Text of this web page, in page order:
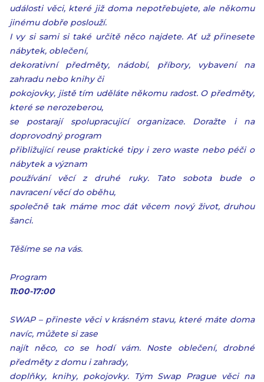
události věci, které již doma nepotřebujete, ale někomu
jinému dobře poslouží.
I vy si sami si také určitě něco najdete. Ať už přinesete
nábytek, oblečení,
dekorativní předměty, nádobí, příbory, vybavení na
zahradu nebo knihy či
pokojovky, jistě tím uděláte někomu radost. O předměty,
které se nerozeberou,
se postarají spolupracující organizace. Doražte i na
doprovodný program
přibližující reuse praktické tipy i zero waste nebo péči o
nábytek a význam
používání věcí z druhé ruky. Tato sobota bude o
navracení věcí do oběhu,
společně tak máme moc dát věcem nový život, druhou
šanci.
Těšíme se na vás.
Program
11:00-17:00
SWAP – přineste věci v krásném stavu, které máte doma
navíc, můžete si zase
najít něco, co se hodí vám. Noste oblečení, drobné
předměty z domu i zahrady,
doplňky, knihy, pokojovky. Tým Swap Prague věci na